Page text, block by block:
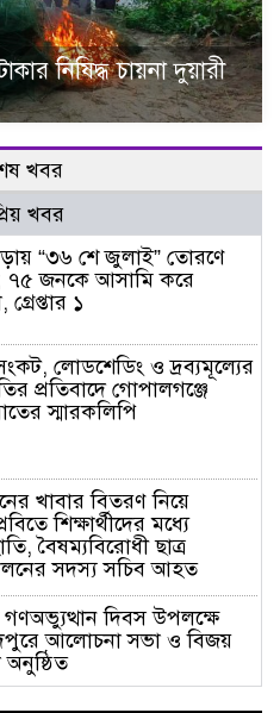
নিষিদ্ধ চায়না দুয়ারী
খবর
খবর
“৩৬ শে জুলাই” তোরণে
জনকে আসামি করে
১
লোডশেডিং ও দ্রব্যমূল্যের
প্রতিবাদে গোপালগঞ্জে
স্মারকলিপি
খাবার বিতরণ নিয়ে
শিক্ষার্থীদের মধ্যে
বৈষম্যবিরোধী ছাত্র
সদস্য সচিব আহত
দিবস উপলক্ষে
আলোচনা সভা ও বিজয়
অনুষ্ঠিত